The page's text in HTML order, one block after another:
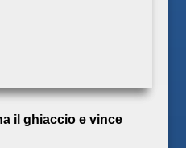
il ghiaccio e vince